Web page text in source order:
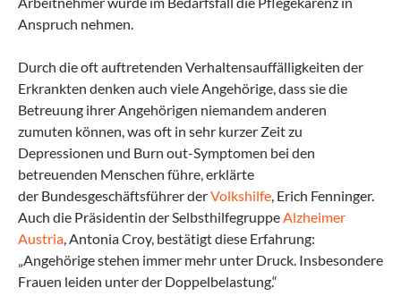
Anspruch nehmen.
Durch die oft auftretenden Verhaltensauffälligkeiten der
Erkrankten denken auch viele Angehörige, dass sie die
Betreuung ihrer Angehörigen niemandem anderen
zumuten können, was oft in sehr kurzer Zeit zu
Depressionen und Burn out-Symptomen bei den
betreuenden Menschen führe, erklärte
der Bundesgeschäftsführer derVolkshilfe, Erich Fenninger.
Auch die Präsidentin der SelbsthilfegruppeAlzheimer
Austria, Antonia Croy, bestätigt diese Erfahrung:
„Angehörige stehen immer mehr unter Druck. Insbesondere
Frauen leiden unter der Doppelbelastung.“